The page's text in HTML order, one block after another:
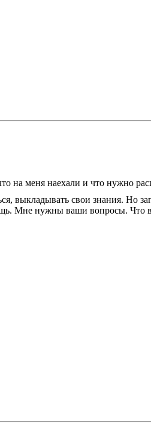
на меня наехали и что нужно
выкладывать свои знания. Но
Мне нужны ваши вопросы. Что